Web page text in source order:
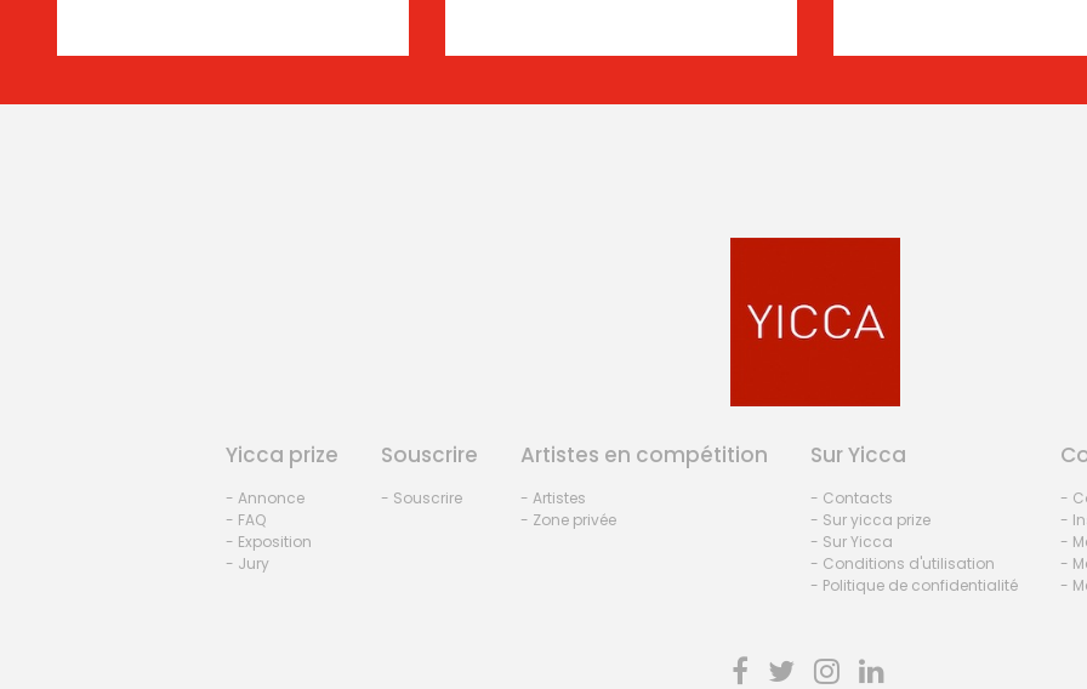
Yicca prize
- Annonce
- FAQ
- Exposition
- Jury
Souscrire
- Souscrire
Artistes en compétition
- Artistes
- Zone privée
Sur Yicca
- Contacts
- Sur yicca prize
- Sur Yicca
- Conditions d'utilisation
- Politique de confidentialité
-
-
-
-
-